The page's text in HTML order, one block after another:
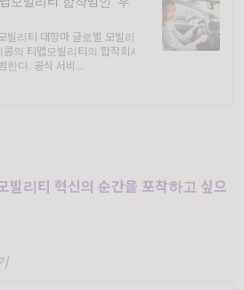
빌리티 대항마 글로벌 모빌리
의 티맵모빌리티의 합작회사
한다. 공식 서비...
빌리티 혁신의 순간을 포착하고 싶으